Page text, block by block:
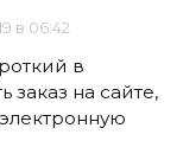
в 06:42
в
на сайте,